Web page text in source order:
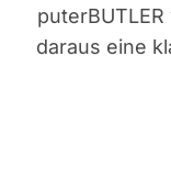
dar­aus eine